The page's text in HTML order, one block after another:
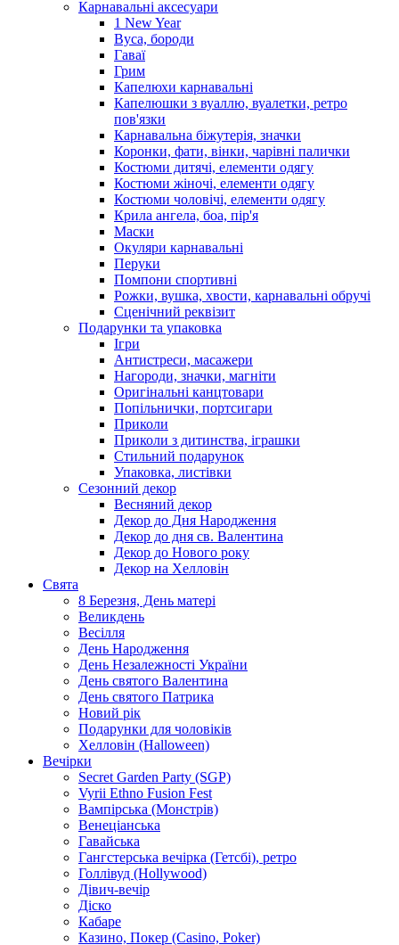
Карнавальні аксесуари
1 New Year
Вуса, бороди
Гаваї
Грим
Капелюхи карнавальні
Капелюшки з вуаллю, вуалетки, ретро
пов'язки
Карнавальна біжутерія, значки
Коронки, фати, вінки, чарівні палички
Костюми дитячі, елементи одягу
Костюми жіночі, елементи одягу
Костюми чоловічі, елементи одягу
Крила ангела, боа, пір'я
Маски
Окуляри карнавальні
Перуки
Помпони спортивні
Рожки, вушка, хвости, карнавальні обручі
Сценічний реквізит
Подарунки та упаковка
Ігри
Антистреси, масажери
Нагороди, значки, магніти
Оригінальні канцтовари
Попільнички, портсигари
Приколи
Приколи з дитинства, іграшки
Стильний подарунок
Упаковка, листівки
Сезонний декор
Весняний декор
Декор до Дня Народження
Декор до дня св. Валентина
Декор до Нового року
Декор на Хелловін
Свята
8 Березня, День матері
Великдень
Весілля
День Народження
День Незалежності України
День святого Валентина
День святого Патрика
Новий рік
Подарунки для чоловіків
Хелловін (Halloween)
Вечірки
Secret Garden Party (SGP)
Vyrii Ethno Fusion Fest
Вампірська (Монстрів)
Венеціанська
Гавайська
Гангстерська вечірка (Гетсбі), ретро
Голлівуд (Hollywood)
Дівич-вечір
Діско
Кабаре
Казино, Покер (Casino, Poker)